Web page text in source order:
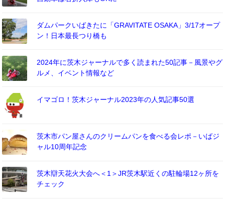
ダムパークいばきたに「GRAVITATE OSAKA」3/17オープ
ン！日本最長つり橋も
2024年に茨木ジャーナルで多く読まれた50記事－風景やグ
ルメ、イベント情報など
イマゴロ！茨木ジャーナル2023年の人気記事50選
茨木市パン屋さんのクリームパンを食べる会レポ－いばジ
ャル10周年記念
茨木辯天花火大会へ＜1＞JR茨木駅近くの駐輪場12ヶ所を
チェック